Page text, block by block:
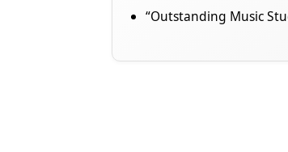
“Outstanding Music